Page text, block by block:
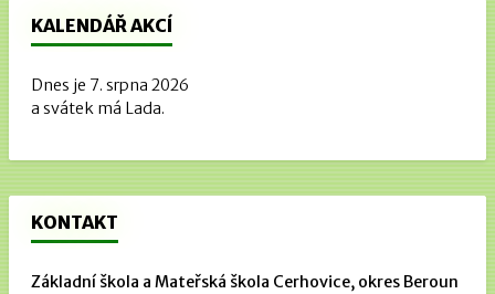
KALENDÁŘ AKCÍ
Dnes je 7. srpna 2026
a svátek má Lada.
KONTAKT
Základní škola a Mateřská škola Cerhovice, okres Beroun